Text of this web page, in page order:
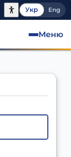
Укр Eng
Меню